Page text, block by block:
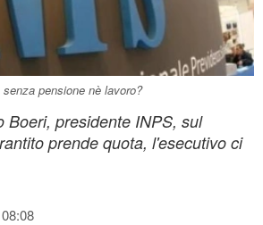
pensione nè lavoro?
Boeri, presidente INPS, sul
prende quota, l'esecutivo ci